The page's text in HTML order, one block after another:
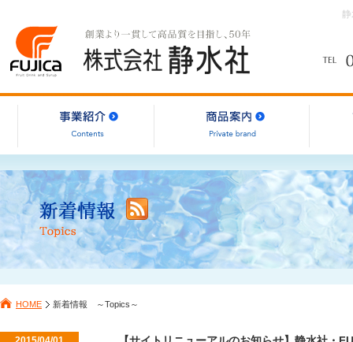
HOME 新着情報 ～Topics～